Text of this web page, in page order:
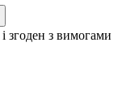
і згоден з вимогами